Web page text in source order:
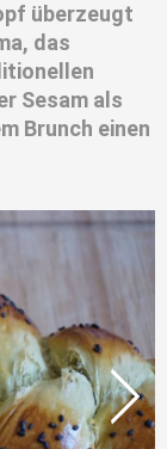
überzeugt
das
Sesam als
Brunch einen